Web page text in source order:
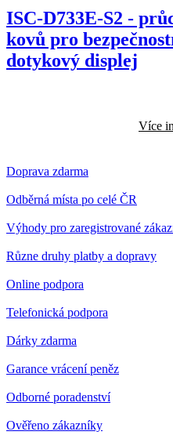
ISC-D733E-S2 -
kovů pro
dotykový displej
Více
Doprava zdarma
Odběrná místa po celé ČR
Výhody pro zaregistrované
Různe druhy platby a dopravy
Online podpora
Telefonická podpora
Dárky zdarma
Garance vrácení peněz
Odborné poradenství
Ověřeno zákazníky